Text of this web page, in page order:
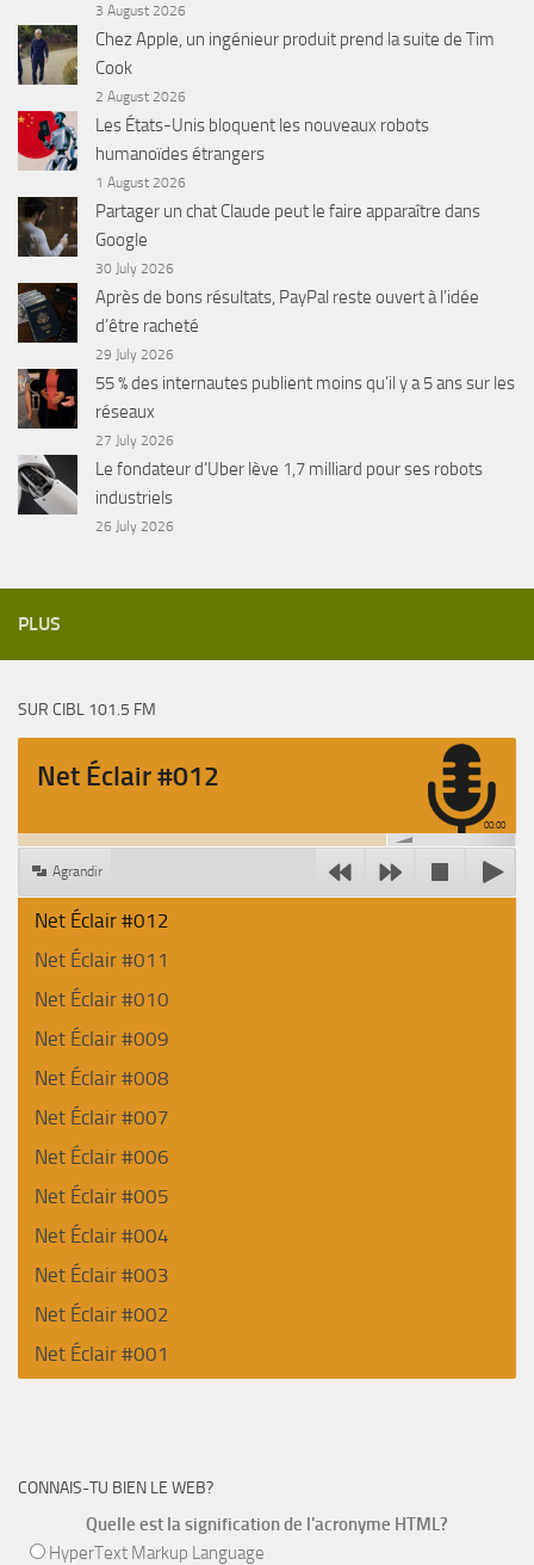
3 August 2026
Chez Apple, un ingénieur produit prend la suite de Tim
Cook
2 August 2026
Les États-Unis bloquent les nouveaux robots
humanoïdes étrangers
1 August 2026
Partager un chat Claude peut le faire apparaître dans
Google
30 July 2026
Après de bons résultats, PayPal reste ouvert à l’idée
d’être racheté
29 July 2026
55 % des internautes publient moins qu’il y a 5 ans sur les
réseaux
27 July 2026
Le fondateur d’Uber lève 1,7 milliard pour ses robots
industriels
26 July 2026
PLUS
SUR CIBL 101.5 FM
Net Éclair #012
00:00
Agrandir
Net Éclair #012
Net Éclair #011
Net Éclair #010
Net Éclair #009
Net Éclair #008
Net Éclair #007
Net Éclair #006
Net Éclair #005
Net Éclair #004
Net Éclair #003
Net Éclair #002
Net Éclair #001
CONNAIS-TU BIEN LE WEB?
Quelle est la signification de l'acronyme HTML?
HyperText Markup Language